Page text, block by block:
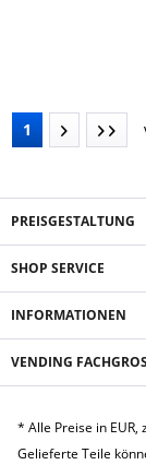
1
PREISGESTALTUNG
SHOP SERVICE
INFORMATIONEN
VENDING
* Alle Preise in
Gelieferte Teile